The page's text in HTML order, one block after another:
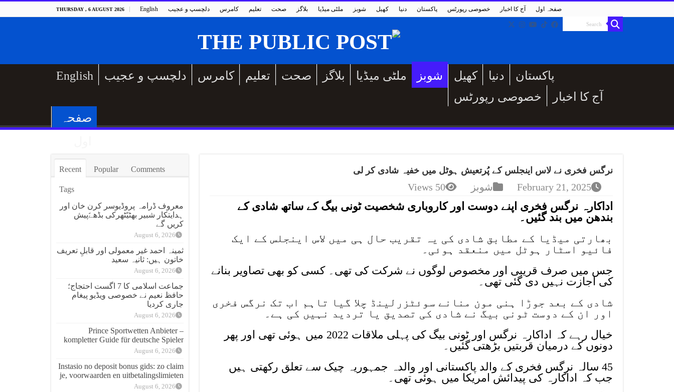
THURSDAY , 6 AUGUST 2026 English دلچسپ و عجیب کامرس تعلیم صحت بلاگز ملٹی میڈیا شوبز کھیل دنیا پاکستان خصوصی رپورٹس آج کا اخبار صفحہ اول
English دلچسپ و عجیب کامرس تعلیم صحت بلاگز ملٹی میڈیا شوبز کھیل دنیا
پاکستان
خصوصی رپورٹس
آج کا اخبار
صفحہ
نرگس فخری نے لاس اینجلس کے پُرتعیش ہوٹل میں خفیہ شادی کر لی
February 21, 2025 شوبز 50 Views
اداکارہ نرگس فخری اپنے دوست اور کاروباری شخصیت ٹونی بیگ کے ساتھ شادی کے
بندھن میں بند گئیں۔
بھارتی میڈیا کے مطابق شادی کی یہ تقریب حال ہی میں لاس اینجلس کے ایک
فائیو اسٹار ہوٹل میں منعقد ہوئی۔
جس میں صرف قریبی اور مخصوص لوگوں نے شرکت کی تھی۔ کسی کو بھی تصاویر بنانے
کی اجازت نہیں دی گئی تھی۔
شادی کے بعد جوڑا ہنی مون منانے سوئٹزرلینڈ چلا گیا تاہم اب تک نرگس فخری
اور ان کے دوست ٹونی بیگ نے شادی کی تصدیق یا تردید نہیں کی ہے۔
خیال رہے کہ اداکارہ نرگس اور ٹونی بیگ کی پہلی ملاقات 2022 میں ہوئی تھی اور پھر
دونوں کے درمیان قربتیں بڑھتی گئیں۔
45 سالہ نرگس فخری کے والد پاکستانی اور والدہ جمہوریہ چیک سے تعلق رکھتی ہیں
جب کہ اداکارہ کی پیدائش امریکا میں ہوئی تھی۔
Recent Popular Comments
Tags
معروف ڈرامہ پروڈیوسر کرن خان اور
ہدایتکار شبیر بھٹیًٹھرکی بڈھےًپیش
کریں گے
August 6, 2026
ثمینہ احمد غیر معمولی اور قابلِ تعریف
خاتون ہیں: ثانیہ سعید
August 6, 2026
جماعت اسلامی کا 7 اگست احتجاج؛
حافظ نعیم نے خصوصی ویڈیو پیغام
جاری کردیا
August 6, 2026
Prince Sportwetten Anbieter –
kompletter Guide für deutsche Spieler
August 6, 2026
Instasio no deposit bonus gids: zo claim
je, voorwaarden en uitbetalingslimieten
August 6, 2026